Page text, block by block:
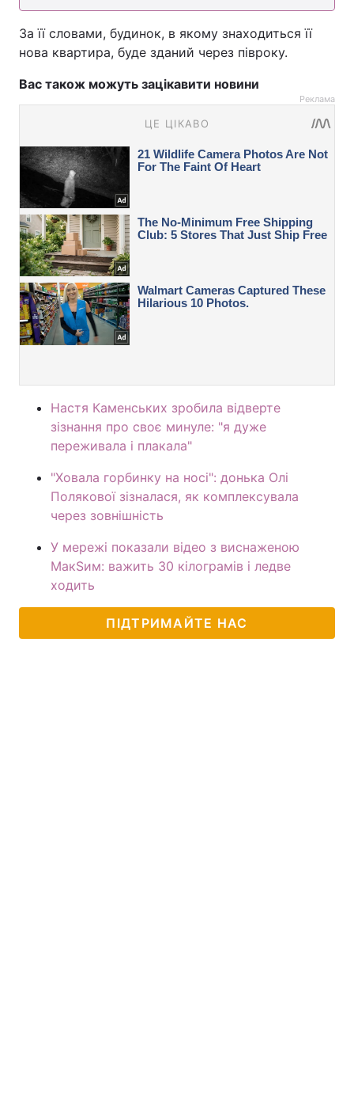
За її словами, будинок, в якому знаходиться її
нова квартира, буде зданий через півроку.
Вас також можуть зацікавити новини
Реклама
Настя Каменських зробила відверте
зізнання про своє минуле: "я дуже
переживала і плакала"
"Ховала горбинку на носі": донька Олі
Полякової зізналася, як комплексувала
через зовнішність
У мережі показали відео з виснаженою
МакЅим: важить 30 кілограмів і ледве
ходить
ПІДТРИМАЙТЕ НАС